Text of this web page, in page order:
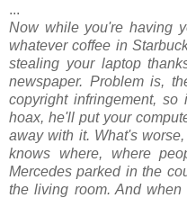
...
Now while you're having
whatever coffee in
stealing your laptop
newspaper. Problem is,
copyright infringement,
hoax, he'll put your
away with it. What's
knows where, where
Mercedes parked in the
the living room. And